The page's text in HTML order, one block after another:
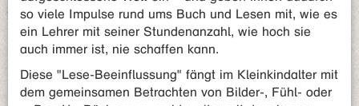
so viele Impulse rund ums Buch und Lesen mit, wie es
ein Lehrer mit seiner Stundenanzahl, wie hoch sie
auch immer ist, nie schaffen kann.
Diese "Lese-Beeinflussung" fängt im Kleinkindalter mit
dem gemeinsamen Betrachten von Bilder-, Fühl- oder